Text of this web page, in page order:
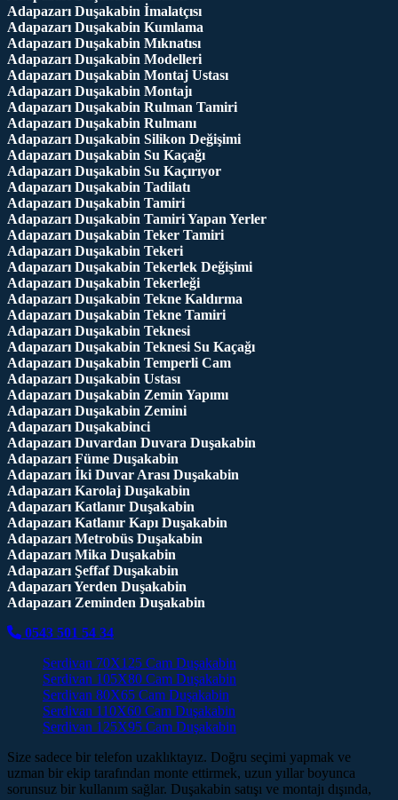
Adapazarı Duşakabin İmalatçısı
Adapazarı Duşakabin Kumlama
Adapazarı Duşakabin Mıknatısı
Adapazarı Duşakabin Modelleri
Adapazarı Duşakabin Montaj Ustası
Adapazarı Duşakabin Montajı
Adapazarı Duşakabin Rulman Tamiri
Adapazarı Duşakabin Rulmanı
Adapazarı Duşakabin Silikon Değişimi
Adapazarı Duşakabin Su Kaçağı
Adapazarı Duşakabin Su Kaçırıyor
Adapazarı Duşakabin Tadilatı
Adapazarı Duşakabin Tamiri
Adapazarı Duşakabin Tamiri Yapan Yerler
Adapazarı Duşakabin Teker Tamiri
Adapazarı Duşakabin Tekeri
Adapazarı Duşakabin Tekerlek Değişimi
Adapazarı Duşakabin Tekerleği
Adapazarı Duşakabin Tekne Kaldırma
Adapazarı Duşakabin Tekne Tamiri
Adapazarı Duşakabin Teknesi
Adapazarı Duşakabin Teknesi Su Kaçağı
Adapazarı Duşakabin Temperli Cam
Adapazarı Duşakabin Ustası
Adapazarı Duşakabin Zemin Yapımı
Adapazarı Duşakabin Zemini
Adapazarı Duşakabinci
Adapazarı Duvardan Duvara Duşakabin
Adapazarı Füme Duşakabin
Adapazarı İki Duvar Arası Duşakabin
Adapazarı Karolaj Duşakabin
Adapazarı Katlanır Duşakabin
Adapazarı Katlanır Kapı Duşakabin
Adapazarı Metrobüs Duşakabin
Adapazarı Mika Duşakabin
Adapazarı Şeffaf Duşakabin
Adapazarı Yerden Duşakabin
Adapazarı Zeminden Duşakabin
0543 501 54 34
Serdivan 70X125 Cam Duşakabin
Serdivan 105X80 Cam Duşakabin
Serdivan 80X65 Cam Duşakabin
Serdivan 110X60 Cam Duşakabin
Serdivan 125X95 Cam Duşakabin
Size sadece bir telefon uzaklıktayız. Doğru seçimi yapmak ve
uzman bir ekip tarafından monte ettirmek, uzun yıllar boyunca
sorunsuz bir kullanım sağlar. Duşakabin satışı ve montajı dışında,